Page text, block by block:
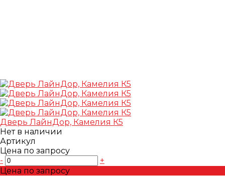
Дверь ЛайнДор, Камелия К5
Нет в наличии
Артикул
Цена по запросу
-
+
Цена по запросу